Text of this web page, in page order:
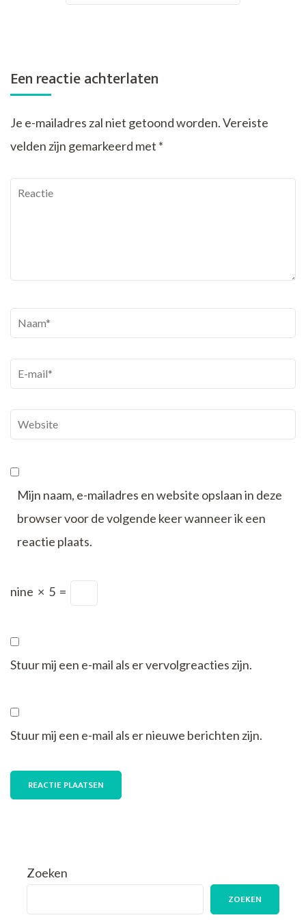
Een reactie achterlaten
Je e-mailadres zal niet getoond worden.Vereiste
velden zijn gemarkeerd met *
Reactie
Naam*
E-
mail*
Website
Mijn naam, e-mailadres en website opslaan in deze
browser voor de volgende keer wanneer ik een
reactie plaats.
nine × 5 =
Stuur mij een e-mail als er vervolgreacties zijn.
Stuur mij een e-mail als er nieuwe berichten zijn.
Zoeken
ZOEKEN